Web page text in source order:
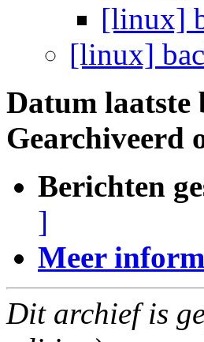
[linux]
[linux]
Datum laatste
Gearchiveerd
Berichten
]
Meer
Dit archief is